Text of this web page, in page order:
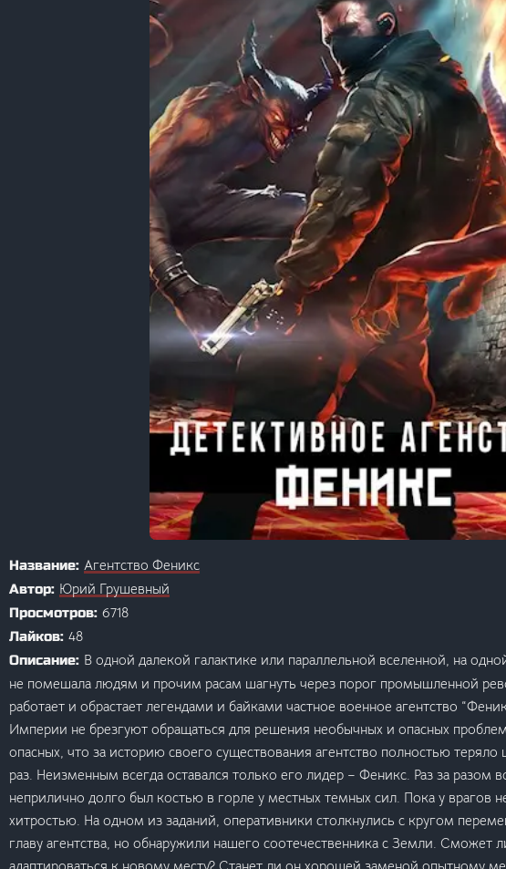
Название: Агентство Феникс
Автор: Юрий Грушевный
Просмотров: 6718
Лайков: 48
Описание: В одной далекой галактике или параллельной вселенной, на
не помешала людям и прочим расам шагнуть через порог промышленной
работает и обрастает легендами и байками частное военное агентство
Империи не брезгуют обращаться для решения необычных и опасных
опасных, что за историю своего существования агентство полностью теряло
раз. Неизменным всегда оставался только его лидер – Феникс. Раз за разом
неприлично долго был костью в горле у местных темных сил. Пока у врагов
хитростью. На одном из заданий, оперативники столкнулись с кругом
главу агентства, но обнаружили нашего соотечественника с Земли. Сможет